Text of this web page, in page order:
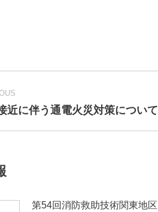
近に伴う通電火災対策について
第54回消防救助技術関東地区